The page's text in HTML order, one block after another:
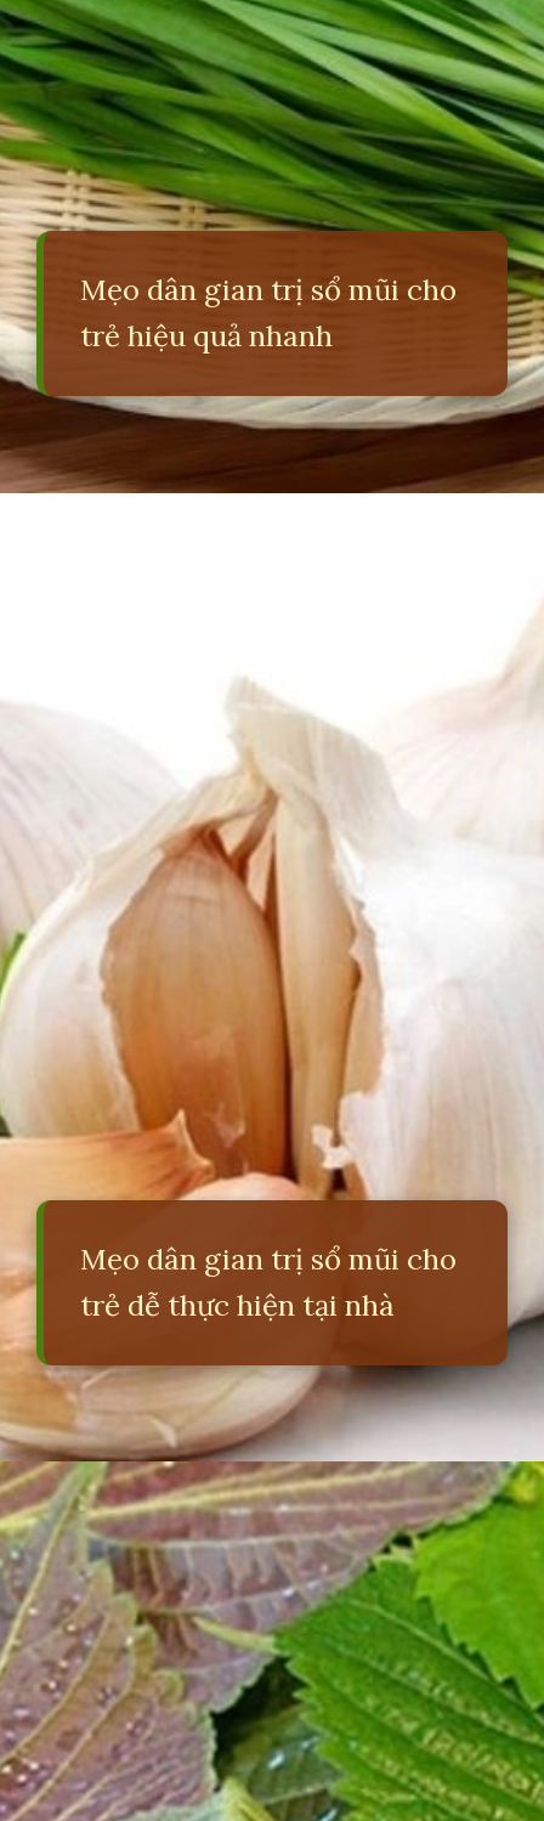
Mẹo dân gian trị sổ mũi cho
trẻ hiệu quả nhanh
Mẹo dân gian trị sổ mũi cho
trẻ dễ thực hiện tại nhà
Đang mở https://erci.edu.vn/meo-dan-gian-tri-so-mui-cho-tre